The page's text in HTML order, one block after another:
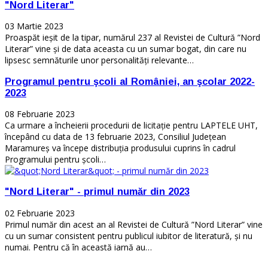
"Nord Literar"
03 Martie 2023
Proaspăt ieșit de la tipar, numărul 237 al Revistei de Cultură ”Nord
Literar” vine și de data aceasta cu un sumar bogat, din care nu
lipsesc semnăturile unor personalități relevante…
Programul pentru şcoli al României, an şcolar 2022-
2023
08 Februarie 2023
Ca urmare a încheierii procedurii de licitație pentru LAPTELE UHT,
începând cu data de 13 februarie 2023, Consiliul Județean
Maramureș va începe distribuția produsului cuprins în cadrul
Programului pentru școli…
"Nord Literar" - primul număr din 2023
02 Februarie 2023
Primul număr din acest an al Revistei de Cultură ”Nord Literar” vine
cu un sumar consistent pentru publicul iubitor de literatură, și nu
numai. Pentru că în această iarnă au…